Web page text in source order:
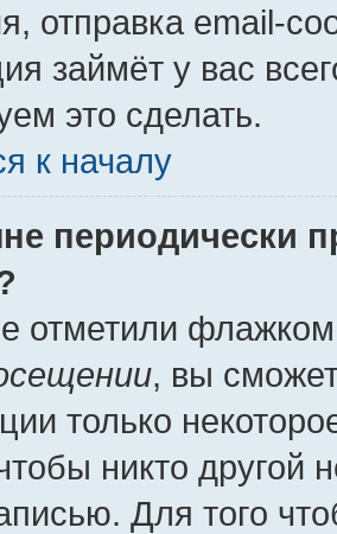
отправка email-
займёт у вас
это сделать.
к началу
периодически
отметили
, вы
только
никто другой
Для того